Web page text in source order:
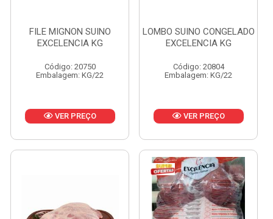
FILE MIGNON SUINO
EXCELENCIA KG
Código: 20750
Embalagem: KG/22
VER PREÇO
LOMBO SUINO CONGELADO
EXCELENCIA KG
Código: 20804
Embalagem: KG/22
VER PREÇO